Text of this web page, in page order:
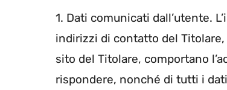
1. Dati comunicati dall’utente.
indirizzi di contatto del
sito del Titolare, comportano
rispondere, nonché di tutti i